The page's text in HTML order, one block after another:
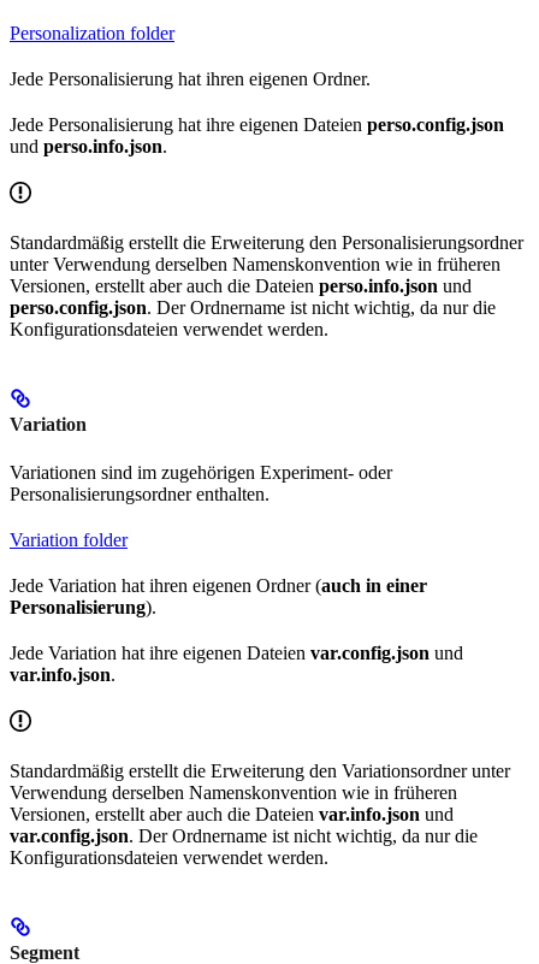
Personalization folder
Jede Personalisierung hat ihren eigenen Ordner.
Jede Personalisierung hat ihre eigenen Dateien perso.config.json
und perso.info.json.
Standardmäßig erstellt die Erweiterung den Personalisierungsordner
unter Verwendung derselben Namenskonvention wie in früheren
Versionen, erstellt aber auch die Dateien perso.info.json und
perso.config.json. Der Ordnername ist nicht wichtig, da nur die
Konfigurationsdateien verwendet werden.
Variation
Variationen sind im zugehörigen Experiment- oder
Personalisierungsordner enthalten.
Variation folder
Jede Variation hat ihren eigenen Ordner (auch in einer
Personalisierung).
Jede Variation hat ihre eigenen Dateien var.config.json und
var.info.json.
Standardmäßig erstellt die Erweiterung den Variationsordner unter
Verwendung derselben Namenskonvention wie in früheren
Versionen, erstellt aber auch die Dateien var.info.json und
var.config.json. Der Ordnername ist nicht wichtig, da nur die
Konfigurationsdateien verwendet werden.
Segment